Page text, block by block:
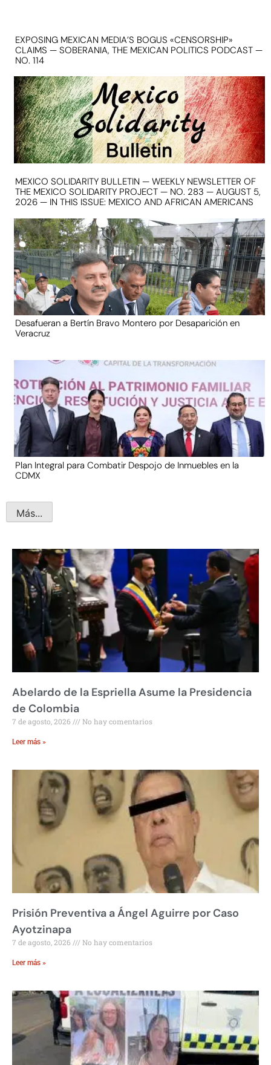
EXPOSING MEXICAN MEDIA’S BOGUS «CENSORSHIP»
CLAIMS — SOBERANIA, THE MEXICAN POLITICS PODCAST —
NO. 114
MEXICO SOLIDARITY BULLETIN — WEEKLY NEWSLETTER OF
THE MEXICO SOLIDARITY PROJECT — NO. 283 — AUGUST 5,
2026 — IN THIS ISSUE: MEXICO AND AFRICAN AMERICANS
Desafueran a Bertín Bravo Montero por Desaparición en
Veracruz
Plan Integral para Combatir Despojo de Inmuebles en la
CDMX
Más...
Abelardo de la Espriella Asume la Presidencia
de Colombia
7 de agosto, 2026 No hay comentarios
Leer más »
Prisión Preventiva a Ángel Aguirre por Caso
Ayotzinapa
7 de agosto, 2026 No hay comentarios
Leer más »